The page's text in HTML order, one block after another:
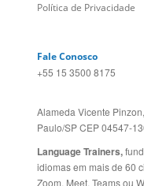
Folheto dos Cursos de
Política de Privacidade
Fale Conosco
+55 15 3500 8175
Alameda Vicente